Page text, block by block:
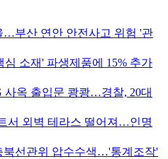
…부산 연안 안전사고 위험 '관
심 소재' 파생제품에 15% 추가
사옥 출입문 쾅쾅…경찰, 20대
서 외벽 테라스 떨어져…인명
북선관위 압수수색…'통계조작'